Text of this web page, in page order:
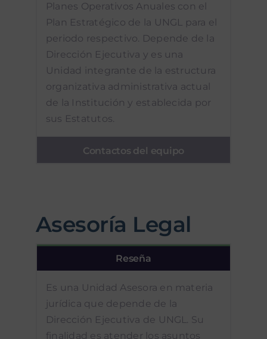
Planes Operativos Anuales con el
Plan Estratégico de la UNGL para el
periodo respectivo. Depende de la
Dirección Ejecutiva y es una
Unidad integrante de la estructura
organizativa administrativa actual
de la Institución y establecida por
sus Estatutos.
Contactos del equipo
Asesoría Legal
Reseña
Es una Unidad Asesora en materia
jurídica que depende de la
Dirección Ejecutiva de UNGL. Su
finalidad es atender los asuntos